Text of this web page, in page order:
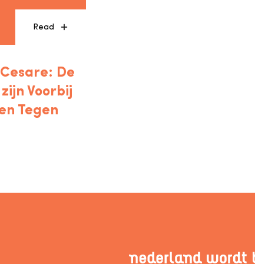
Read
De
Voorbij
Tegen